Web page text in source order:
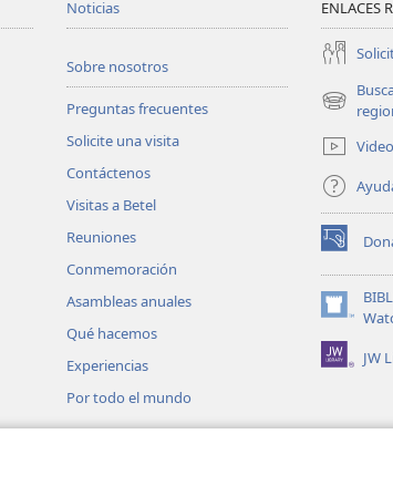
Noticias
Sobre nosotros
Preguntas frecuentes
Solicite una visita
Contáctenos
Visitas a Betel
Reuniones
Conmemoración
Asambleas anuales
Qué hacemos
Experiencias
Por todo el mundo
ENLACES
(abre
nueva
ventana)
(abre
una
nueva
ventana)
(abre
una
nueva JW